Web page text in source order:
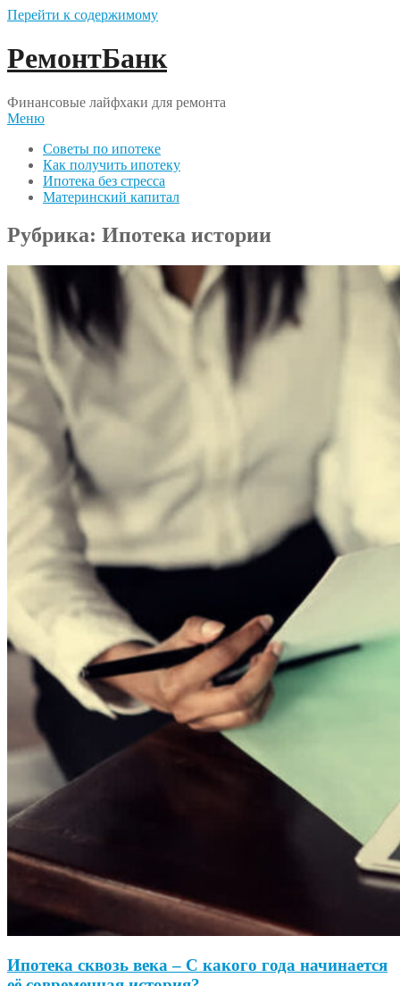
Перейти к содержимому
РемонтБанк
Финансовые лайфхаки для ремонта
Меню
Советы по ипотеке
Как получить ипотеку
Ипотека без стресса
Материнский капитал
Рубрика: Ипотека истории
Ипотека сквозь века – С какого года начинается